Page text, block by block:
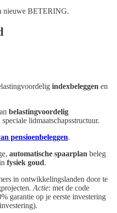
nieuwe BETERING.
indexbeleggen en
belastingvoordelig
lidmaatschapsstructuur.
pensioenbeleggen.
automatische spaarplan beleg
fysiek goud.
in ontwikkelingslanden door te
Actie: met de code
garantie op je eerste investering